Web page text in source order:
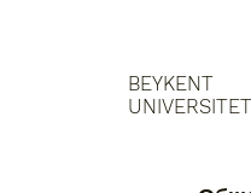
BEYKENT
UNIVERSITETI